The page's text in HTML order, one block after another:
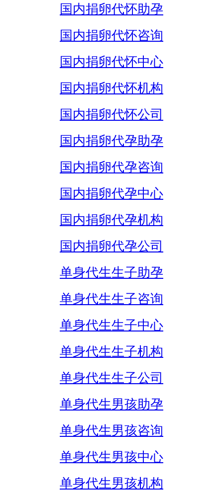
国内捐卵代怀助孕
国内捐卵代怀咨询
国内捐卵代怀中心
国内捐卵代怀机构
国内捐卵代怀公司
国内捐卵代孕助孕
国内捐卵代孕咨询
国内捐卵代孕中心
国内捐卵代孕机构
国内捐卵代孕公司
单身代生生子助孕
单身代生生子咨询
单身代生生子中心
单身代生生子机构
单身代生生子公司
单身代生男孩助孕
单身代生男孩咨询
单身代生男孩中心
单身代生男孩机构